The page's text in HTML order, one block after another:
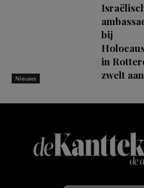
Nieuws
bij
in
zwelt aan